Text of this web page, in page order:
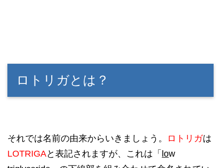
ロトリガとは？
それでは名前の由来からいきましょう。 ロトリガは
LOTRIGAと表記されますが、これは「 low